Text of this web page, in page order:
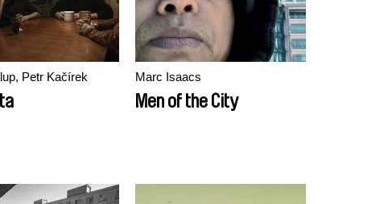
Petr Kačírek Marc Isaacs
Men of the City